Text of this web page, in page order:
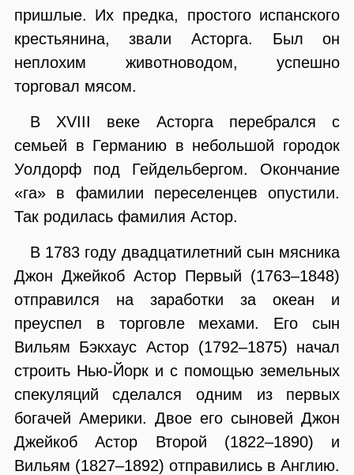
пришлые. Их предка, простого испанского
крестьянина, звали Асторга. Был он
неплохим животноводом, успешно
торговал мясом.
В XVIII веке Асторга перебрался с
семьей в Германию в небольшой городок
Уолдорф под Гейдельбергом. Окончание
«га» в фамилии переселенцев опустили.
Так родилась фамилия Астор.
В 1783 году двадцатилетний сын мясника
Джон Джейкоб Астор Первый (1763–1848)
отправился на заработки за океан и
преуспел в торговле мехами. Его сын
Вильям Бэкхаус Астор (1792–1875) начал
строить Нью-Йорк и с помощью земельных
спекуляций сделался одним из первых
богачей Америки. Двое его сыновей Джон
Джейкоб Астор Второй (1822–1890) и
Вильям (1827–1892) отправились в Англию.